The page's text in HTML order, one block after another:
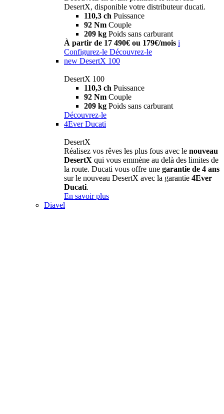
DesertX, disponible votre distributeur ducati.
110,3 ch Puissance
92 Nm Couple
209 kg Poids sans carburant
À partir de 17 490€ ou 179€/mois i
Configurez-le Découvrez-le
new DesertX 100
DesertX 100
110,3 ch Puissance
92 Nm Couple
209 kg Poids sans carburant
Découvrez-le
4Ever Ducati
DesertX
Réalisez vos rêves les plus fous avec le nouveau
DesertX qui vous emmène au delà des limites de
la route. Ducati vous offre une garantie de 4 ans
sur le nouveau DesertX avec la garantie 4Ever
Ducati.
En savoir plus
Diavel